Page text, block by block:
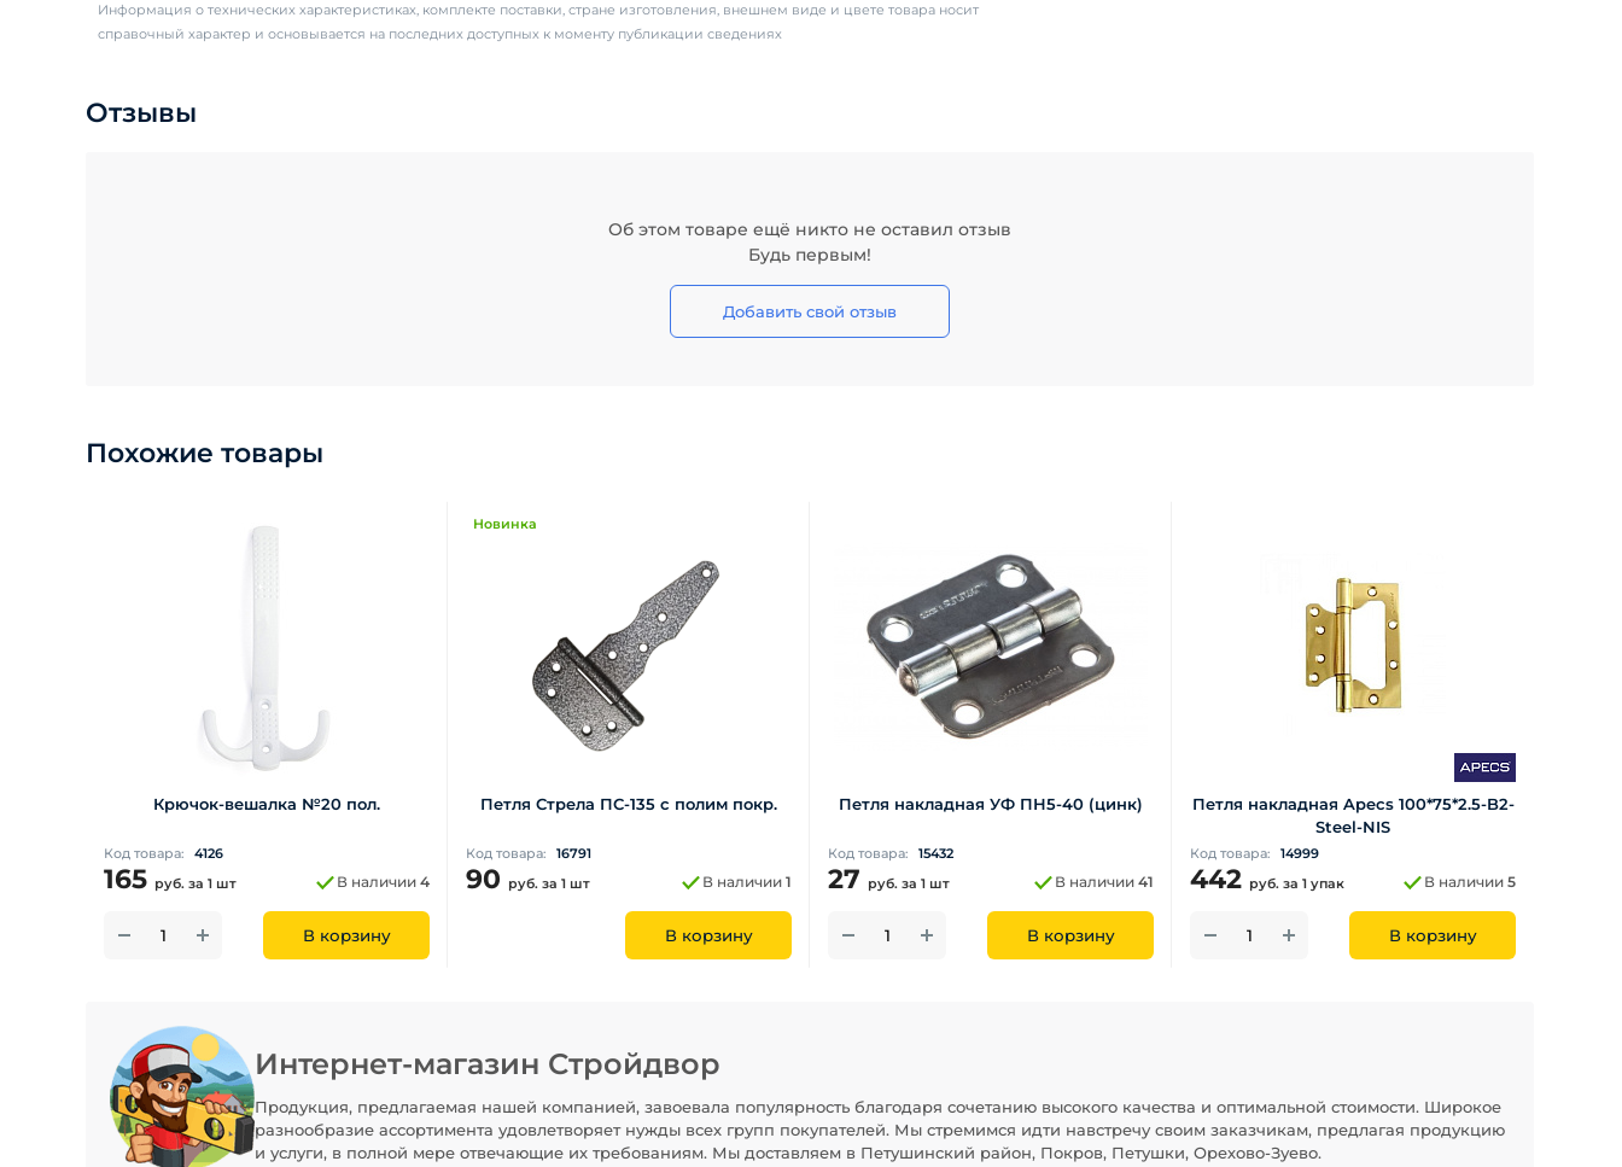
Информация о технических характеристиках, комплекте поставки, стране изготовления, внешнем виде и цвете товара носит
справочный характер и основывается на последних доступных к моменту публикации сведениях
Отзывы
Об этом товаре ещё никто не оставил отзыв
Будь первым!
Добавить свой отзыв
Похожие товары
Крючок-вешалка №20 пол.
Код товара: 4126
165 руб. за 1 шт В наличии 4
В корзину
Новинка
Петля Стрела ПС-135 с полим покр.
Код товара: 16791
90 руб. за 1 шт В наличии 1
В корзину
Петля накладная УФ ПН5-40 (цинк)
Код товара: 15432
27 руб. за 1 шт В наличии 41
В корзину
Петля накладная Apecs 100*75*2.5-B2-
Steel-NIS
Код товара: 14999
442 руб. за 1 упак В наличии 5
В корзину
Интернет-магазин Стройдвор
Продукция, предлагаемая нашей компанией, завоевала популярность благодаря сочетанию высокого качества и оптимальной стоимости. Широкое
разнообразие ассортимента удовлетворяет нужды всех групп покупателей. Мы стремимся идти навстречу своим заказчикам, предлагая продукцию
и услуги, в полной мере отвечающие их требованиям. Мы доставляем в Петушинский район, Покров, Петушки, Орехово-Зуево.